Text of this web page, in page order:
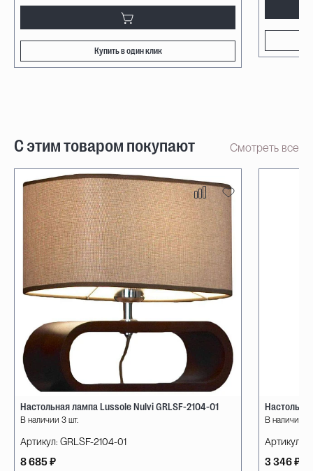
Купить в один клик
С этим товаром покупают Смотреть все
Настольная лампа Lussole Nulvi GRLSF-2104-01
В наличии 3 шт.
Артикул: GRLSF-2104-01
8 685 ₽
В наличии
Артикул:
3 346 ₽